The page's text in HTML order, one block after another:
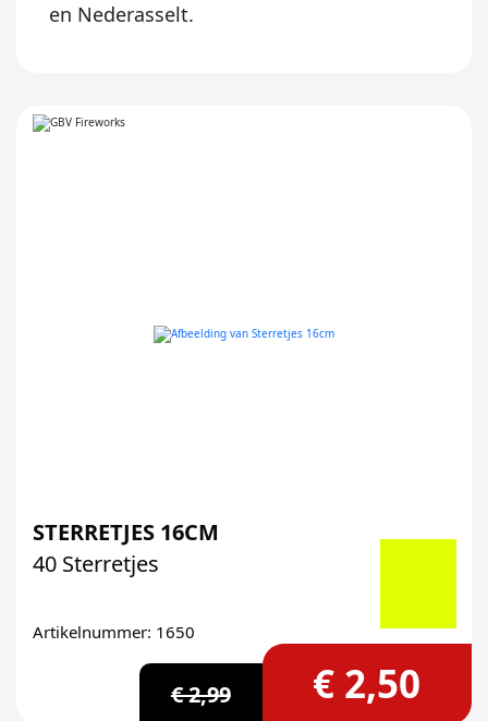
en Nederasselt.
STERRETJES 16CM
40 Sterretjes
Artikelnummer: 1650
€ 2,99 € 2,50